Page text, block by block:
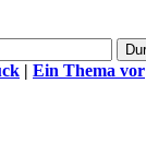
| Ein Thema vor